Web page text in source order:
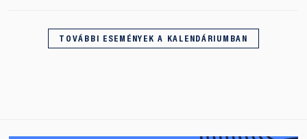
TOVÁBBI ESEMÉNYEK A KALENDÁRIUMBAN